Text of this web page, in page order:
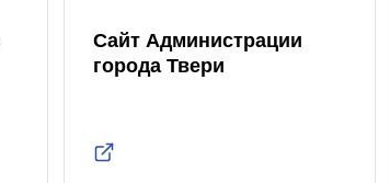
Сайт Администрации
города Твери